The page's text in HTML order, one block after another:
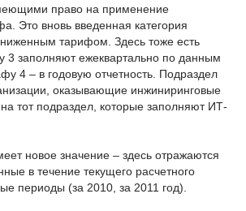
право на применение
Это вновь введенная категория
тарифом. Здесь тоже есть
3 заполняют ежеквартально по данным
4 – в годовую отчетность. Подраздел
оказывающие инжиниринговые
тот подраздел, которые заполняют ИТ-
новое значение – здесь отражаются
в течение текущего расчетного
периоды (за 2010, за 2011 год).